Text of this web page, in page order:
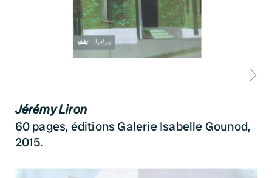
Jérémy Liron
60 pages, éditions Galerie Isabelle Gounod,
2015.